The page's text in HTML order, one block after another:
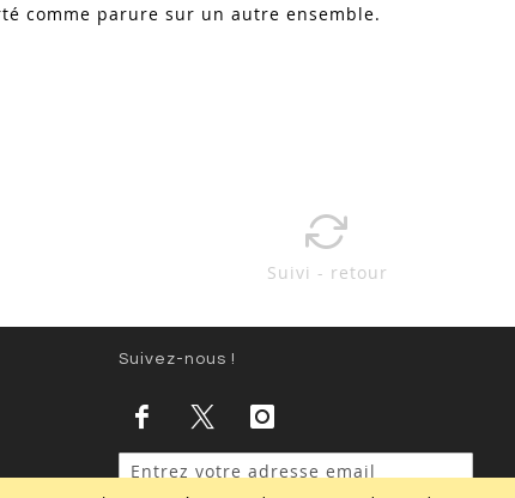
comme parure sur un autre ensemble.
Suivi - retour
Suivez-nous !